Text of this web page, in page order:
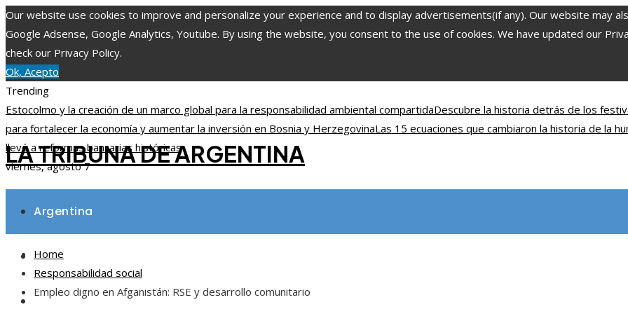
Our website use cookies to improve and personalize your experience and to display advertisements(if any). Our website may
Google Adsense, Google Analytics, Youtube. By using the website, you consent to the use of cookies. We have updated our
check our Privacy Policy.
Ok, Acepto
Trending
Estocolmo y la creación de un marco global para la responsabilidad ambiental compartidaDescubre la historia detrás de los
para fortalecer la economía y aumentar la inversión en Bosnia y HerzegovinaLas 15 ecuaciones que cambiaron la historia de la
llevó a reformas bancarias históricas
viernes, agosto 7
LA TRIBUNA DE ARGENTINA
Argentina
Inversiones y negocios
Ciencia y tecnología
Home
Responsabilidad social
Empleo digno en Afganistán: RSE y desarrollo comunitario